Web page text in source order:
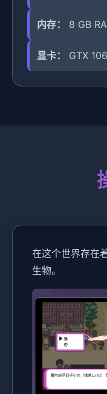
内存： 8 GB
显卡： GTX
在这个世界存在
生物。